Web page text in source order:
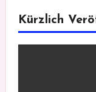
Kürzlich